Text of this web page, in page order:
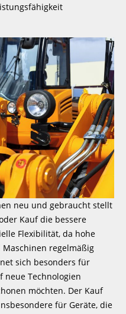
neu und gebraucht stellt
Kauf die bessere
Flexibilität, da hohe
regelmäßig
sich besonders für
neue Technologien
möchten. Der Kauf
für Geräte, die